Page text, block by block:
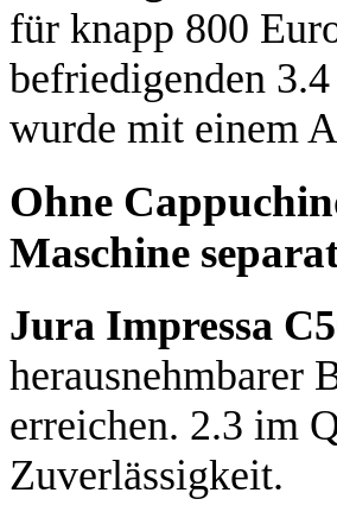
für knapp 800
befriedigenden
wurde mit einem
Ohne
Maschine
Jura Impressa
herausnehmbarer
erreichen. 2.3 im
Zuverlässigkeit.